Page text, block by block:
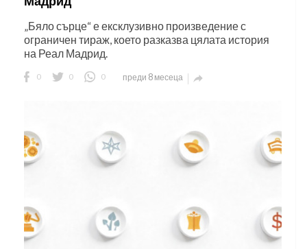
„Бяло сърце“ е ексклузивно произведение с
ограничен тираж, което разказва цялата история
на Реал Мадрид.
0 0 0 преди 8 месеца 